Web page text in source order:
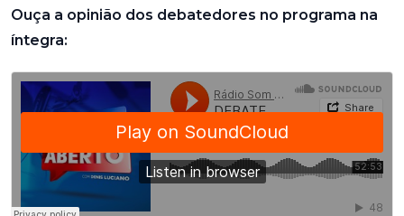
Ouça a opinião dos debatedores no programa na
íntegra: